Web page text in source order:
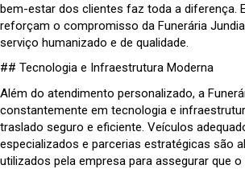
bem-estar dos clientes faz toda a diferença.
reforçam o compromisso da Funerária
serviço humanizado e de qualidade.
## Tecnologia e Infraestrutura Moderna
Além do atendimento personalizado, a
constantemente em tecnologia e
traslado seguro e eficiente. Veículos
especializados e parcerias estratégicas são
utilizados pela empresa para assegurar que